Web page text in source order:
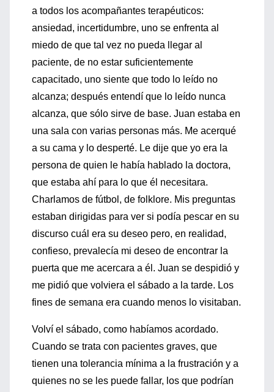
a todos los acompañantes terapéuticos:
ansiedad, incertidumbre, uno se enfrenta al
miedo de que tal vez no pueda llegar al
paciente, de no estar suficientemente
capacitado, uno siente que todo lo leído no
alcanza; después entendí que lo leído nunca
alcanza, que sólo sirve de base. Juan estaba en
una sala con varias personas más. Me acerqué
a su cama y lo desperté. Le dije que yo era la
persona de quien le había hablado la doctora,
que estaba ahí para lo que él necesitara.
Charlamos de fútbol, de folklore. Mis preguntas
estaban dirigidas para ver si podía pescar en su
discurso cuál era su deseo pero, en realidad,
confieso, prevalecía mi deseo de encontrar la
puerta que me acercara a él. Juan se despidió y
me pidió que volviera el sábado a la tarde. Los
fines de semana era cuando menos lo visitaban.
Volví el sábado, como habíamos acordado.
Cuando se trata con pacientes graves, que
tienen una tolerancia mínima a la frustración y a
quienes no se les puede fallar, los que podrían